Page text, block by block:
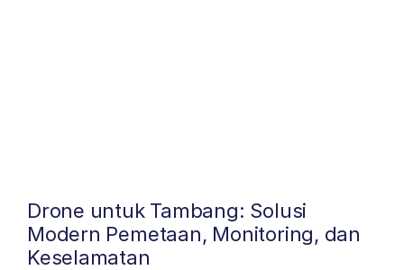
Drone untuk Tambang: Solusi
Modern Pemetaan, Monitoring, dan
Keselamatan